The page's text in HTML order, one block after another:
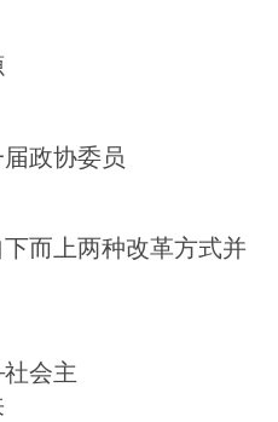
政协委员
而上两种改革方式并
会主